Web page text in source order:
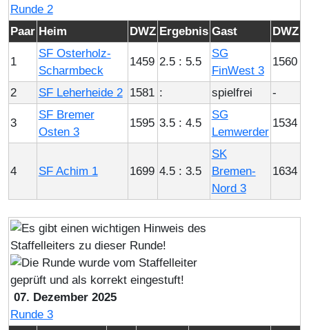
Runde 2
Paar Heim DWZ Ergebnis Gast DWZ
1
SF Osterholz-
Scharmbeck
1459 2.5 : 5.5
SG
FinWest 3
1560
2 SF Leherheide 2 1581 : spielfrei -
3
SF Bremer
Osten 3
1595 3.5 : 4.5
SG
Lemwerder
1534
4 SF Achim 1 1699 4.5 : 3.5
SK
Bremen-
Nord 3
1634
07. Dezember 2025
Runde 3